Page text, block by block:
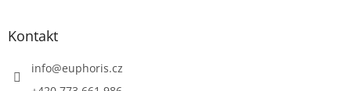
Kontakt
info@euphoris.cz